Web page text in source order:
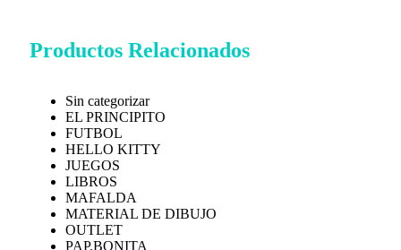
Productos Relacionados
Sin categorizar
EL PRINCIPITO
FUTBOL
HELLO KITTY
JUEGOS
LIBROS
MAFALDA
MATERIAL DE DIBUJO
OUTLET
PAP.BONITA